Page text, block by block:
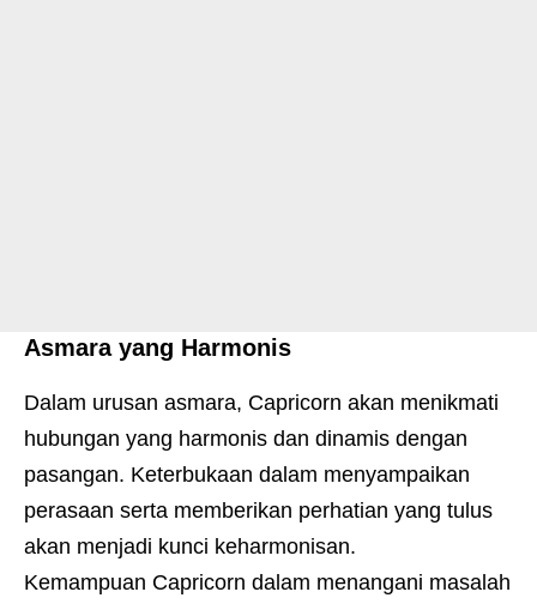
Asmara yang Harmonis
Dalam urusan asmara, Capricorn akan menikmati
hubungan yang harmonis dan dinamis dengan
pasangan. Keterbukaan dalam menyampaikan
perasaan serta memberikan perhatian yang tulus
akan menjadi kunci keharmonisan.
Kemampuan Capricorn dalam menangani masalah